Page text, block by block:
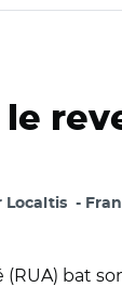
Localtis
bat